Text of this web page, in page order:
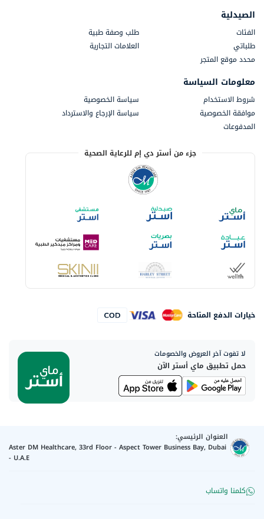
الصيدلية
الفئات
طلب وصفة طبية
طلباتي
العلامات التجارية
محدد موقع المتجر
معلومات السياسة
شروط الاستخدام
سياسة الخصوصية
موافقة الخصوصية
سياسة الإرجاع والاسترداد
المدفوعات
جزء من أستر دي إم للرعاية الصحية
خيارات الدفع المتاحة
لا تفوت آخر العروض والخصومات
حمل تطبيق ماي أستر الآن
العنوان الرئيسي:
Aster DM Healthcare, 33rd Floor - Aspect Tower Business Bay, Dubai
- U.A.E
كلمنا واتساب